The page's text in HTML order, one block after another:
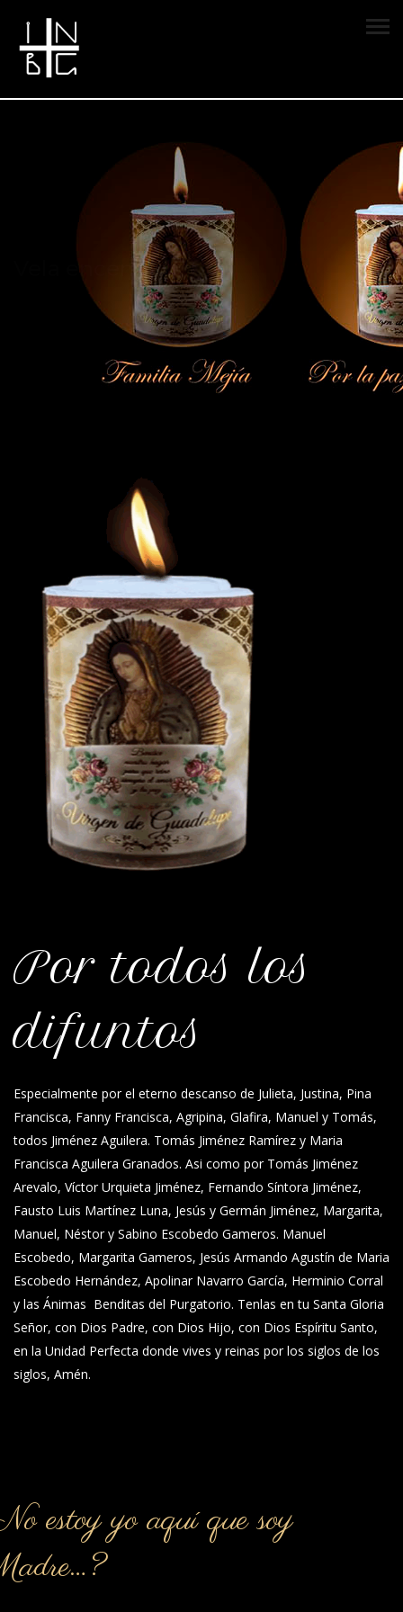
Vela encendida
Por todos los
difuntos
Especialmente por el eterno descanso de Julieta, Justina, Pina
Francisca, Fanny Francisca, Agripina, Glafira, Manuel y Tomás,
todos Jiménez Aguilera. Tomás Jiménez Ramírez y Maria
Francisca Aguilera Granados. Asi como por Tomás Jiménez
Arevalo, Víctor Urquieta Jiménez, Fernando Síntora Jiménez,
Fausto Luis Martínez Luna, Jesús y Germán Jiménez, Margarita,
Manuel, Néstor y Sabino Escobedo Gameros. Manuel
Escobedo, Margarita Gameros, Jesús Armando Agustín de Maria
Escobedo Hernández, Apolinar Navarro García, Herminio Corral
y las Ánimas Benditas del Purgatorio. Tenlas en tu Santa Gloria
Señor, con Dios Padre, con Dios Hijo, con Dios Espíritu Santo,
en la Unidad Perfecta donde vives y reinas por los siglos de los
siglos, Amén.
estoy yo aquí que soy